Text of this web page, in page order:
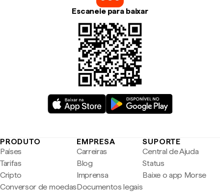
Escaneie para baixar
PRODUTO
Países
Tarifas
Cripto
Conversor de moedas
EMPRESA
Carreiras
Blog
Imprensa
Documentos legais
SUPORTE
Central de Ajuda
Status
Baixe o app Morse